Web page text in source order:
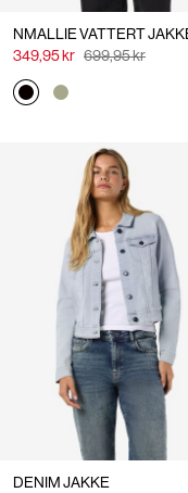
NMALLIE VATTERT
349,95 kr 699,95 kr
DENIM JAKKE